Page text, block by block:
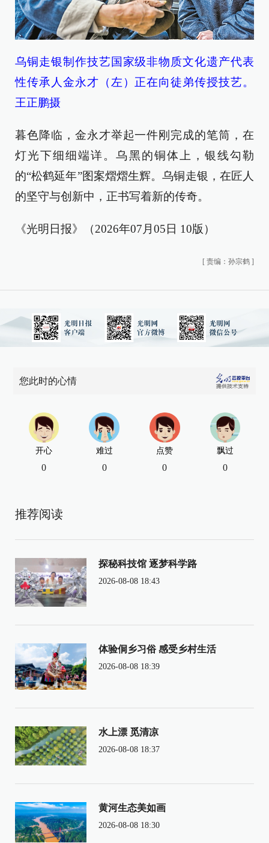
乌铜走银制作技艺国家级非物质文化遗产代表
性传承人金永才（左）正在向徒弟传授技艺。
王正鹏摄
暮色降临，金永才举起一件刚完成的笔筒，在
灯光下细细端详。乌黑的铜体上，银线勾勒
的“松鹤延年”图案熠熠生辉。乌铜走银，在匠人
的坚守与创新中，正书写着新的传奇。
《光明日报》（2026年07月05日 10版）
[ 责编：孙宗鹤 ]
您此时的心情
开心
0
难过
0
点赞
0
飘过
0
推荐阅读
探秘科技馆 逐梦科学路
2026-08-08 18:43
体验侗乡习俗 感受乡村生活
2026-08-08 18:39
水上漂 觅清凉
2026-08-08 18:37
黄河生态美如画
2026-08-08 18:30